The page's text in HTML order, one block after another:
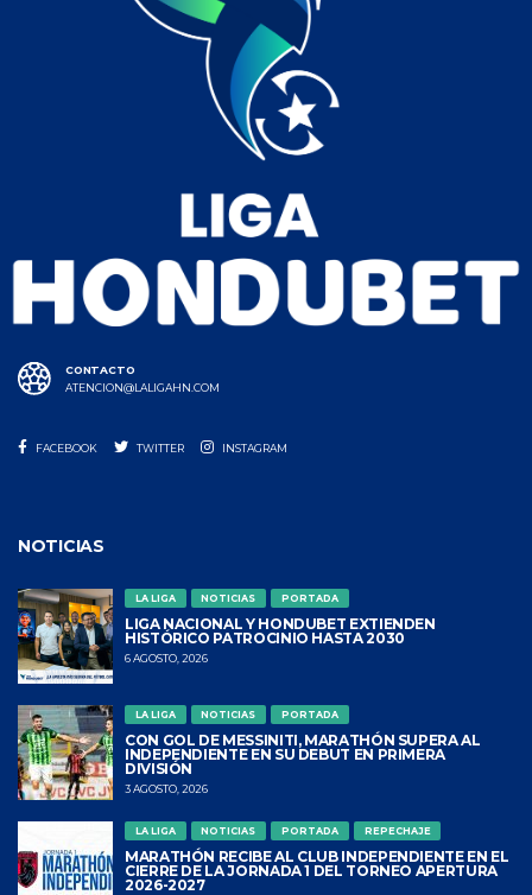
CONTACTO
ATENCION@LALIGAHN.COM
FACEBOOK TWITTER INSTAGRAM
NOTICIAS
LA LIGA NOTICIAS PORTADA
LIGA NACIONAL Y HONDUBET EXTIENDEN
HISTÓRICO PATROCINIO HASTA 2030
6 AGOSTO, 2026
LA LIGA NOTICIAS PORTADA
CON GOL DE MESSINITI, MARATHÓN SUPERA AL
INDEPENDIENTE EN SU DEBUT EN PRIMERA
DIVISIÓN
3 AGOSTO, 2026
LA LIGA NOTICIAS PORTADA REPECHAJE
MARATHÓN RECIBE AL CLUB INDEPENDIENTE EN EL
CIERRE DE LA JORNADA 1 DEL TORNEO APERTURA
2026-2027